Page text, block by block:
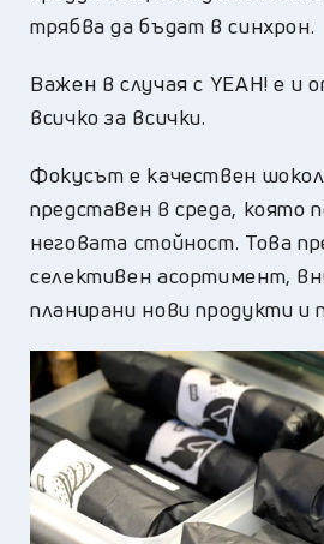
трябва да бъдат в синхрон.
Важен в случая с YEAH! е и
всичко за всички.
Фокусът е качествен
представен в среда, която
неговата стойност. Това
селективен асортимент,
планирани нови продукти и